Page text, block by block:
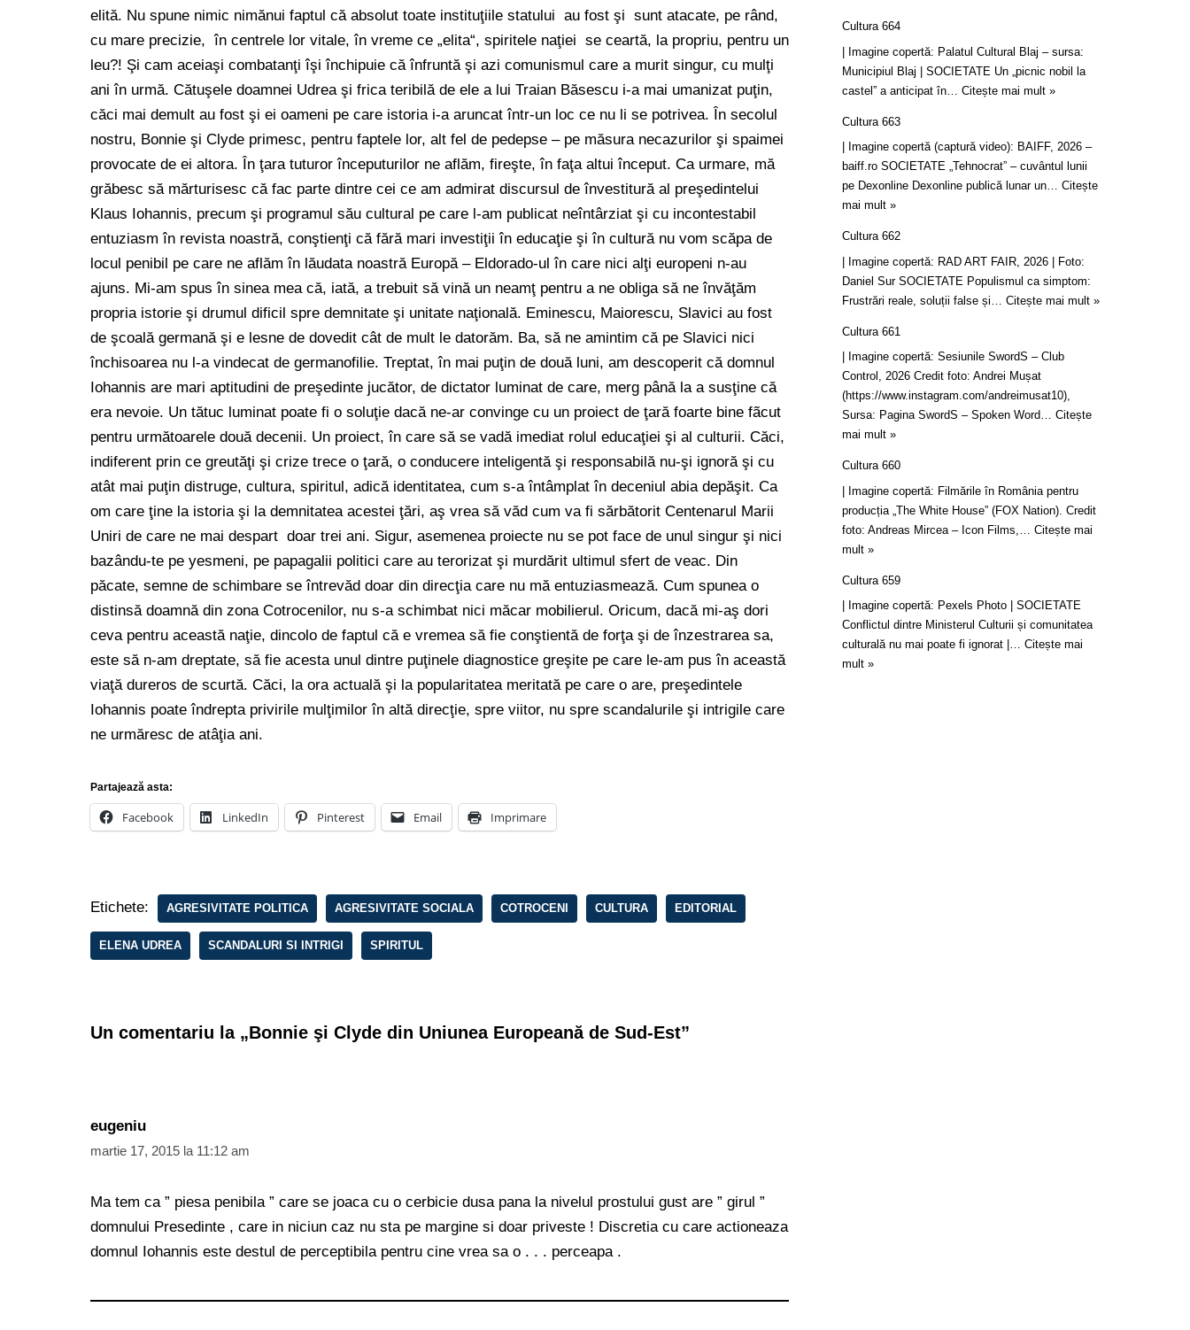
elită. Nu spune nimic nimănui faptul că absolut toate instituţiile statului au fost şi sunt atacate, pe rând,
cu mare precizie, în centrele lor vitale, în vreme ce „elita“, spiritele naţiei se ceartă, la propriu, pentru un
leu?! Şi cam aceiaşi combatanţi îşi închipuie că înfruntă şi azi comunismul care a murit singur, cu mulţi
ani în urmă. Cătuşele doamnei Udrea şi frica teribilă de ele a lui Traian Băsescu i-a mai umanizat puţin,
căci mai demult au fost şi ei oameni pe care istoria i-a aruncat într-un loc ce nu li se potrivea. În secolul
nostru, Bonnie şi Clyde primesc, pentru faptele lor, alt fel de pedepse – pe măsura necazurilor şi spaimei
provocate de ei altora. În ţara tuturor începuturilor ne aflăm, fireşte, în faţa altui început. Ca urmare, mă
grăbesc să mărturisesc că fac parte dintre cei ce am admirat discursul de învestitură al preşedintelui
Klaus Iohannis, precum şi programul său cultural pe care l-am publicat neîntârziat şi cu incontestabil
entuziasm în revista noastră, conştienţi că fără mari investiţii în educaţie şi în cultură nu vom scăpa de
locul penibil pe care ne aflăm în lăudata noastră Europă – Eldorado-ul în care nici alţi europeni n-au
ajuns. Mi-am spus în sinea mea că, iată, a trebuit să vină un neamţ pentru a ne obliga să ne învăţăm
propria istorie şi drumul dificil spre demnitate şi unitate naţională. Eminescu, Maiorescu, Slavici au fost
de şcoală germană şi e lesne de dovedit cât de mult le datorăm. Ba, să ne amintim că pe Slavici nici
închisoarea nu l-a vindecat de germanofilie. Treptat, în mai puţin de două luni, am descoperit că domnul
Iohannis are mari aptitudini de preşedinte jucător, de dictator luminat de care, merg până la a susţine că
era nevoie. Un tătuc luminat poate fi o soluţie dacă ne-ar convinge cu un proiect de ţară foarte bine fãcut
pentru următoarele două decenii. Un proiect, în care să se vadă imediat rolul educaţiei şi al culturii. Căci,
indiferent prin ce greutăţi şi crize trece o ţară, o conducere inteligentă şi responsabilă nu-şi ignoră şi cu
atât mai puţin distruge, cultura, spiritul, adică identitatea, cum s-a întâmplat în deceniul abia depăşit. Ca
om care ţine la istoria şi la demnitatea acestei ţări, aş vrea să văd cum va fi sărbătorit Centenarul Marii
Uniri de care ne mai despart doar trei ani. Sigur, asemenea proiecte nu se pot face de unul singur şi nici
bazându-te pe yesmeni, pe papagalii politici care au terorizat şi murdărit ultimul sfert de veac. Din
păcate, semne de schimbare se întrevăd doar din direcţia care nu mă entuziasmează. Cum spunea o
distinsă doamnă din zona Cotrocenilor, nu s-a schimbat nici măcar mobilierul. Oricum, dacă mi-aş dori
ceva pentru această naţie, dincolo de faptul că e vremea să fie conştientă de forţa şi de înzestrarea sa,
este să n-am dreptate, să fie acesta unul dintre puţinele diagnostice greşite pe care le-am pus în această
viaţă dureros de scurtă. Căci, la ora actuală şi la popularitatea meritată pe care o are, preşedintele
Iohannis poate îndrepta privirile mulţimilor în altă direcţie, spre viitor, nu spre scandalurile şi intrigile care
ne urmăresc de atâţia ani.
Partajează asta:
Facebook LinkedIn Pinterest Email Imprimare
Etichete: AGRESIVITATE POLITICA AGRESIVITATE SOCIALA COTROCENI CULTURA EDITORIAL
ELENA UDREA SCANDALURI SI INTRIGI SPIRITUL
Un comentariu la „Bonnie şi Clyde din Uniunea Europeană de Sud-Est”
eugeniu
martie 17, 2015 la 11:12 am
Ma tem ca ” piesa penibila ” care se joaca cu o cerbicie dusa pana la nivelul prostului gust are ” girul ”
domnului Presedinte , care in niciun caz nu sta pe margine si doar priveste ! Discretia cu care actioneaza
domnul Iohannis este destul de perceptibila pentru cine vrea sa o . . . perceapa .
Cultura 664
| Imagine copertă: Palatul Cultural Blaj – sursa:
Municipiul Blaj | SOCIETATE Un „picnic nobil la
castel” a anticipat în… Citește mai mult »
Cultura 663
| Imagine copertă (captură video): BAIFF, 2026 –
baiff.ro SOCIETATE „Tehnocrat” – cuvântul lunii
pe Dexonline Dexonline publică lunar un… Citește
mai mult »
Cultura 662
| Imagine copertă: RAD ART FAIR, 2026 | Foto:
Daniel Sur SOCIETATE Populismul ca simptom:
Frustrări reale, soluții false și… Citește mai mult »
Cultura 661
| Imagine copertă: Sesiunile SwordS – Club
Control, 2026 Credit foto: Andrei Mușat
(https://www.instagram.com/andreimusat10),
Sursa: Pagina SwordS – Spoken Word… Citește
mai mult »
Cultura 660
| Imagine copertă: Filmările în România pentru
producția „The White House” (FOX Nation). Credit
foto: Andreas Mircea – Icon Films,… Citește mai
mult »
Cultura 659
| Imagine copertă: Pexels Photo | SOCIETATE
Conflictul dintre Ministerul Culturii și comunitatea
culturală nu mai poate fi ignorat |… Citește mai
mult »